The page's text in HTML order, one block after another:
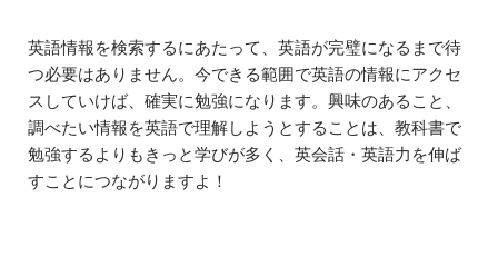
英語情報を検索するにあたって、英語が完璧になるまで待
つ必要はありません。今できる範囲で英語の情報にアクセ
スしていけば、確実に勉強になります。興味のあること、
調べたい情報を英語で理解しようとすることは、教科書で
勉強するよりもきっと学びが多く、英会話・英語力を伸ば
すことにつながりますよ！